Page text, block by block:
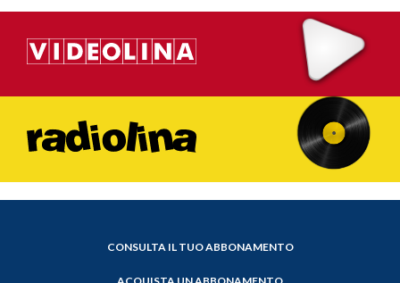
CONSULTA IL TUO ABBONAMENTO